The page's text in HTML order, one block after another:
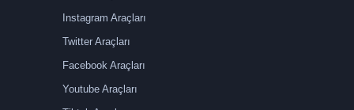
Instagram Araçları
Twitter Araçları
Facebook Araçları
Youtube Araçları